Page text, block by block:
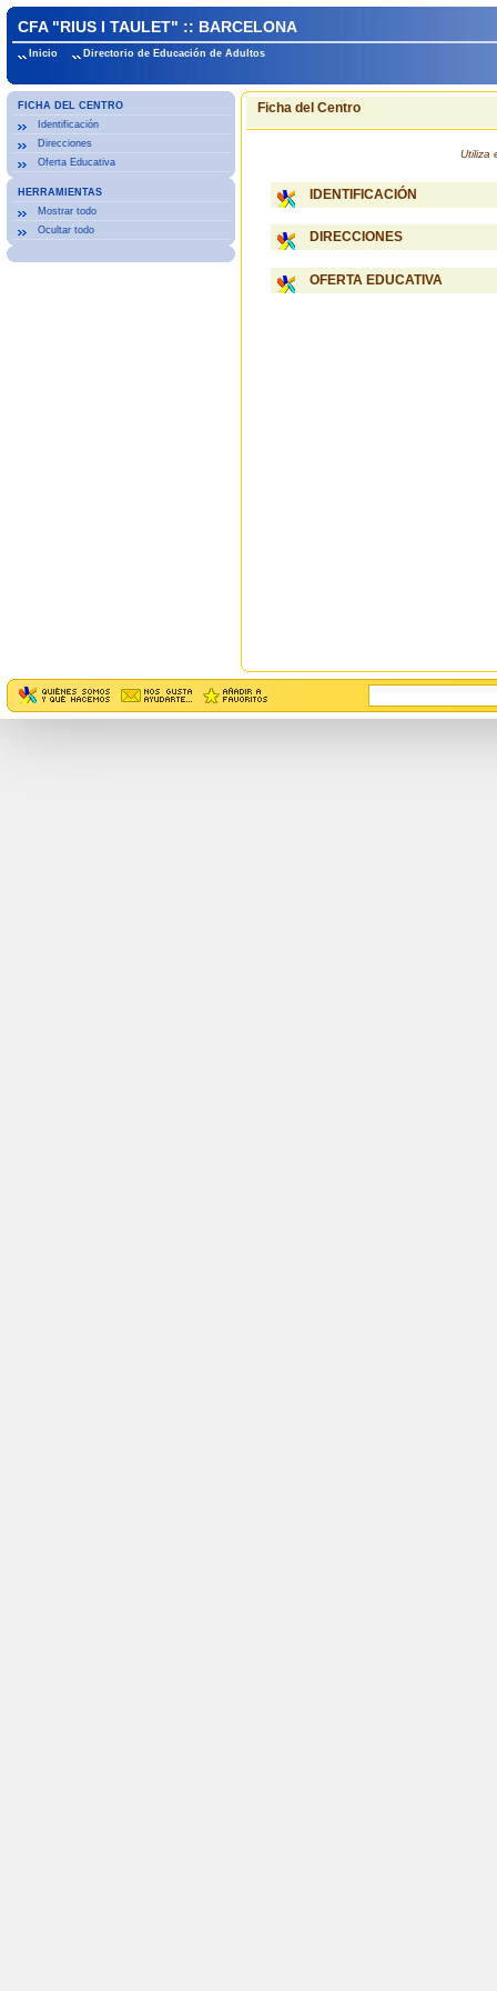
CFA "RIUS I TAULET" :: BARCELONA
Inicio Directorio de Educación de Adultos
FICHA DEL CENTRO
Identificación
Direcciones
Oferta Educativa
HERRAMIENTAS
Mostrar todo
Ocultar todo
Ficha del Centro
Utiliza
IDENTIFICACIÓN
DIRECCIONES
OFERTA EDUCATIVA